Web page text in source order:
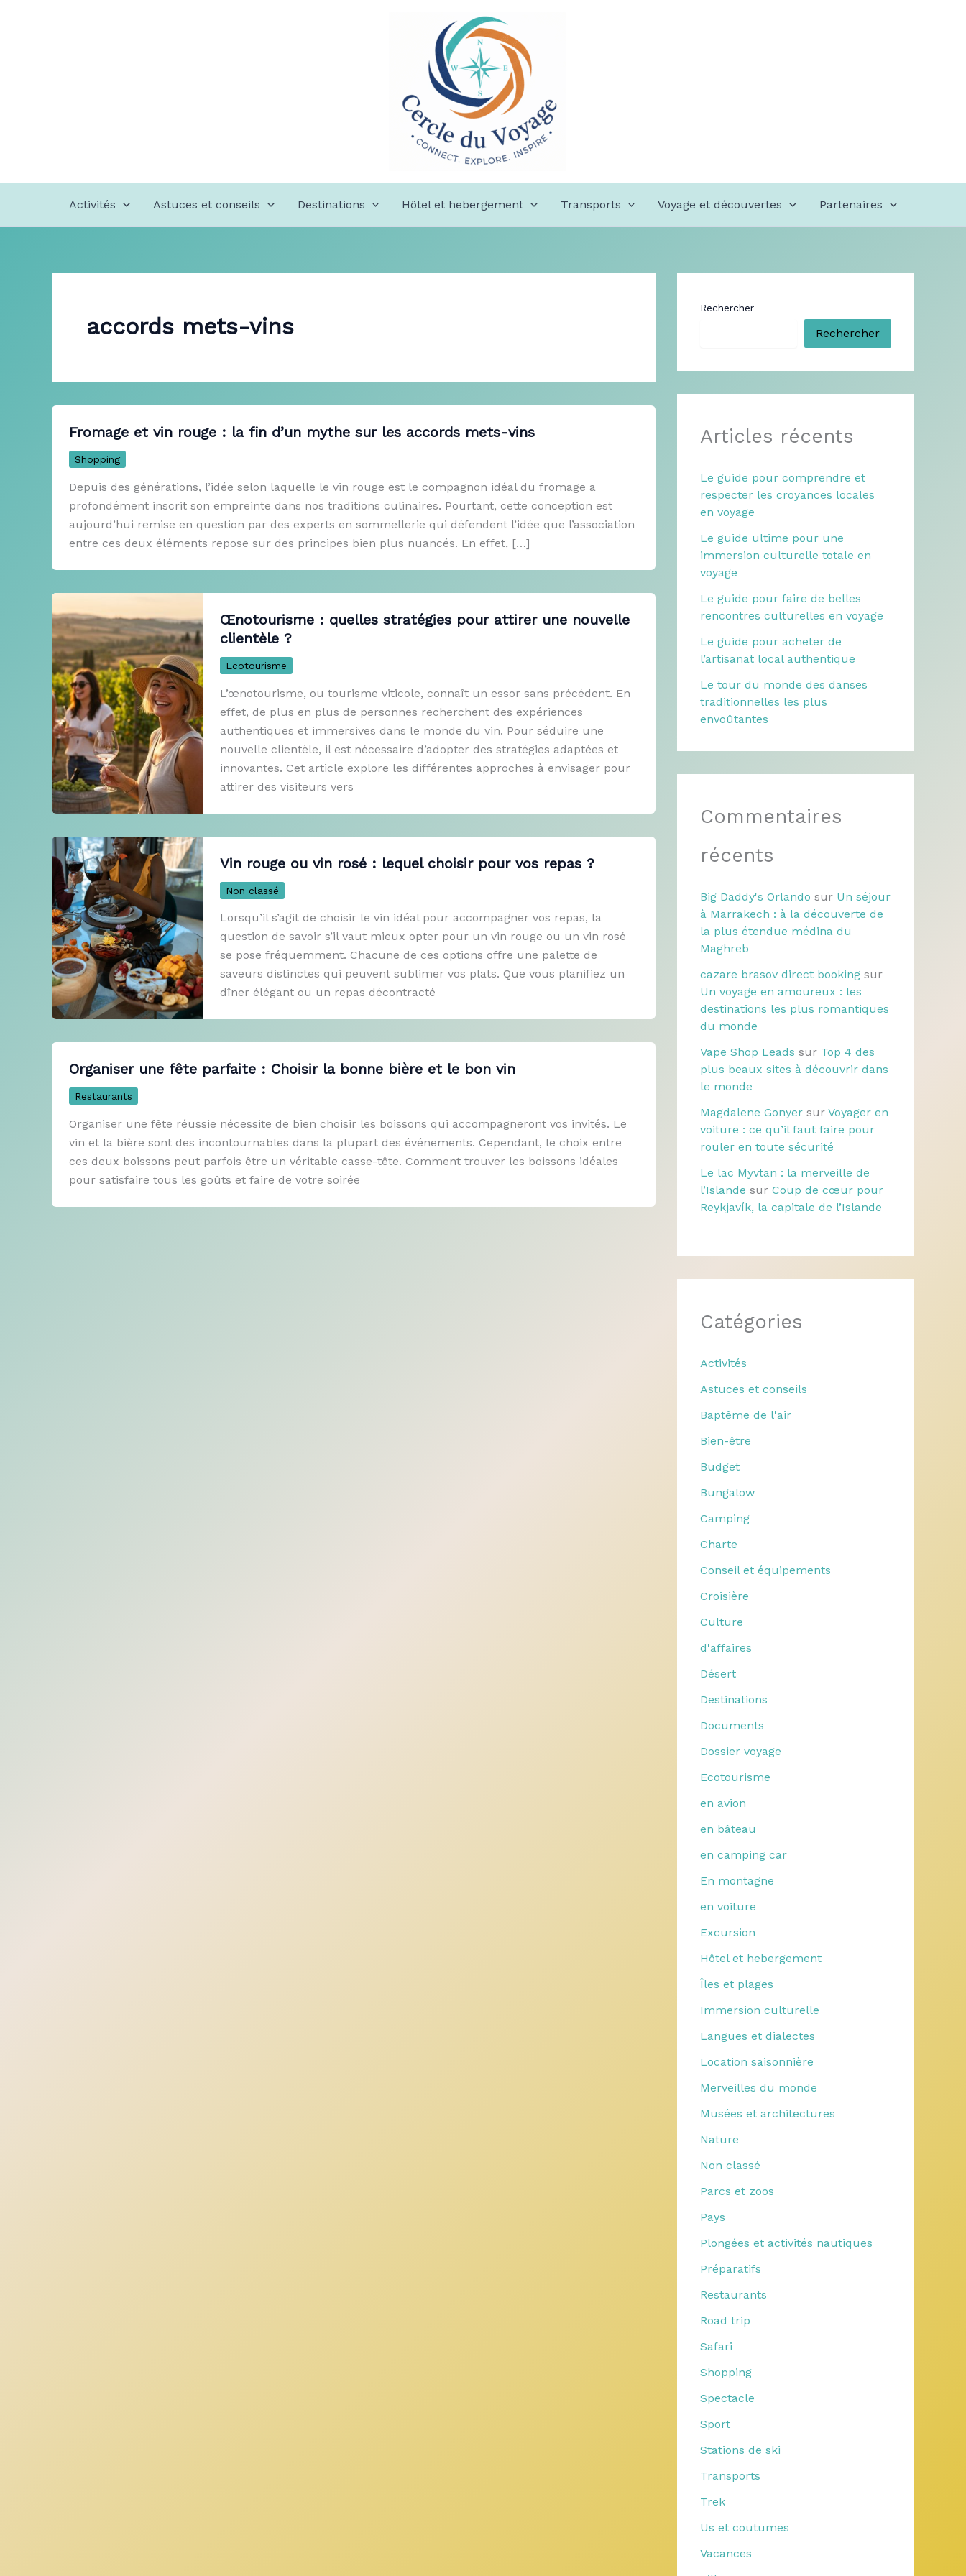
Activités Astuces et conseils Destinations Hôtel et hebergement Transports Voyage et découvertes Partenaires
accords mets-vins
Fromage et vin rouge : la fin d’un mythe sur les accords mets-vins
Shopping
Depuis des générations, l’idée selon laquelle le vin rouge est le compagnon idéal du fromage a
profondément inscrit son empreinte dans nos traditions culinaires. Pourtant, cette conception est
aujourd’hui remise en question par des experts en sommellerie qui défendent l’idée que l’association
entre ces deux éléments repose sur des principes bien plus nuancés. En effet, […]
Œnotourisme : quelles stratégies pour attirer une nouvelle
clientèle ?
Ecotourisme
L’œnotourisme, ou tourisme viticole, connaît un essor sans précédent. En
effet, de plus en plus de personnes recherchent des expériences
authentiques et immersives dans le monde du vin. Pour séduire une
nouvelle clientèle, il est nécessaire d’adopter des stratégies adaptées et
innovantes. Cet article explore les différentes approches à envisager pour
attirer des visiteurs vers
Vin rouge ou vin rosé : lequel choisir pour vos repas ?
Non classé
Lorsqu’il s’agit de choisir le vin idéal pour accompagner vos repas, la
question de savoir s’il vaut mieux opter pour un vin rouge ou un vin rosé
se pose fréquemment. Chacune de ces options offre une palette de
saveurs distinctes qui peuvent sublimer vos plats. Que vous planifiez un
dîner élégant ou un repas décontracté
Organiser une fête parfaite : Choisir la bonne bière et le bon vin
Restaurants
Organiser une fête réussie nécessite de bien choisir les boissons qui accompagneront vos invités. Le
vin et la bière sont des incontournables dans la plupart des événements. Cependant, le choix entre
ces deux boissons peut parfois être un véritable casse-tête. Comment trouver les boissons idéales
pour satisfaire tous les goûts et faire de votre soirée
Rechercher
Rechercher
Articles récents
Le guide pour comprendre et
respecter les croyances locales
en voyage
Le guide ultime pour une
immersion culturelle totale en
voyage
Le guide pour faire de belles
rencontres culturelles en voyage
Le guide pour acheter de
l’artisanat local authentique
Le tour du monde des danses
traditionnelles les plus
envoûtantes
Commentaires
récents
Big Daddy's Orlando sur Un séjour
à Marrakech : à la découverte de
la plus étendue médina du
Maghreb
cazare brasov direct booking sur
Un voyage en amoureux : les
destinations les plus romantiques
du monde
Vape Shop Leads sur Top 4 des
plus beaux sites à découvrir dans
le monde
Magdalene Gonyer sur Voyager en
voiture : ce qu’il faut faire pour
rouler en toute sécurité
Le lac Myvtan : la merveille de
l’Islande sur Coup de cœur pour
Reykjavík, la capitale de l’Islande
Catégories
Activités
Astuces et conseils
Baptême de l'air
Bien-être
Budget
Bungalow
Camping
Charte
Conseil et équipements
Croisière
Culture
d'affaires
Désert
Destinations
Documents
Dossier voyage
Ecotourisme
en avion
en bâteau
en camping car
En montagne
en voiture
Excursion
Hôtel et hebergement
Îles et plages
Immersion culturelle
Langues et dialectes
Location saisonnière
Merveilles du monde
Musées et architectures
Nature
Non classé
Parcs et zoos
Pays
Plongées et activités nautiques
Préparatifs
Restaurants
Road trip
Safari
Shopping
Spectacle
Sport
Stations de ski
Transports
Trek
Us et coutumes
Vacances